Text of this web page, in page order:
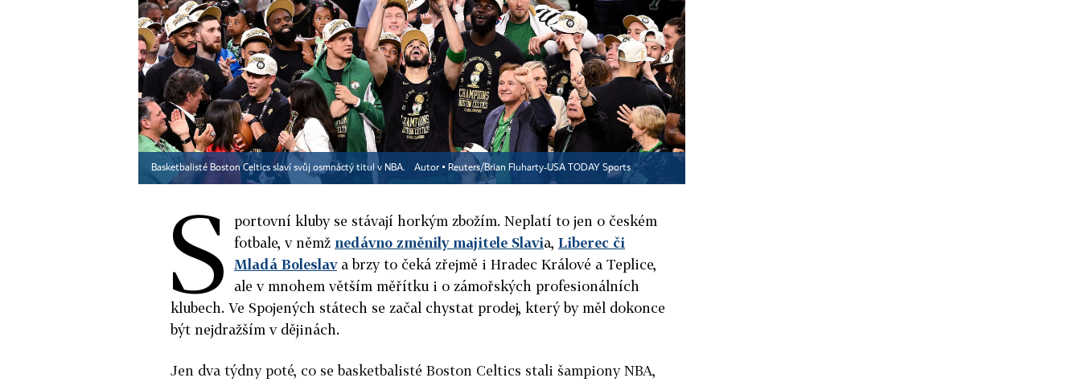
Basketbalisté Boston Celtics slaví svůj osmnáctý titul v NBA. Autor ▪ Reuters/Brian Fluharty-USA TODAY Sports
S
portovní kluby se stávají horkým zbožím. Neplatí to jen o českém
fotbale, v němž nedávno změnily majitele Slavia, Liberec či
Mladá Boleslava brzy to čeká zřejmě i Hradec Králové a Teplice,
ale v mnohem větším měřítku i o zámořských profesionálních
klubech. Ve Spojených státech se začal chystat prodej, který by měl dokonce
být nejdražším v dějinách.
Jen dva týdny poté, co se basketbalisté Boston Celtics stali šampiony NBA,